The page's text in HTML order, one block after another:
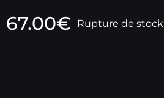
67.00€ Rupture de stock